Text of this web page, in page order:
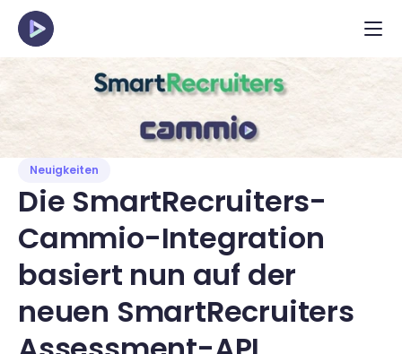
Neuigkeiten
Die SmartRecruiters-
Cammio-Integration
basiert nun auf der
neuen SmartRecruiters